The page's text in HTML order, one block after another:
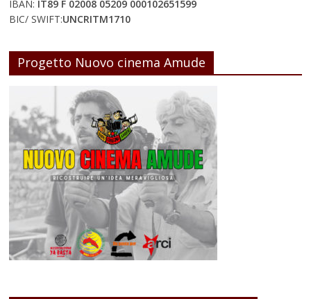
IBAN: IT89 F 02008 05209 000102651599
BIC/ SWIFT:UNCRITM1710
Progetto Nuovo cinema Amude